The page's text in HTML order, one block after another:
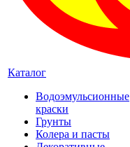
Каталог
Водоэмульсионные
краски
Грунты
Колера и пасты